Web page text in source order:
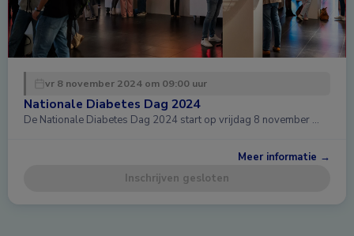
vr 8 november 2024 om 09:00 uur
Nationale Diabetes Dag 2024
De Nationale Diabetes Dag 2024 start op vrijdag 8 november …
Meer informatie →
Inschrijven gesloten